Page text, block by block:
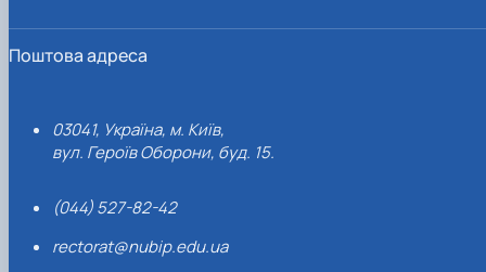
Поштова адреса
03041, Україна, м. Київ,
вул. Героїв Оборони, буд. 15.
(044) 527-82-42
rectorat@nubip.edu.ua